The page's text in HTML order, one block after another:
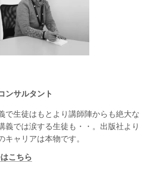
ンサルタント
で生徒はもとより講師陣からも絶大な
義では涙する生徒も・・。出版社より
キャリアは本物です。
こちら